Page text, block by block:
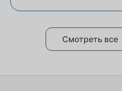
Смотреть все